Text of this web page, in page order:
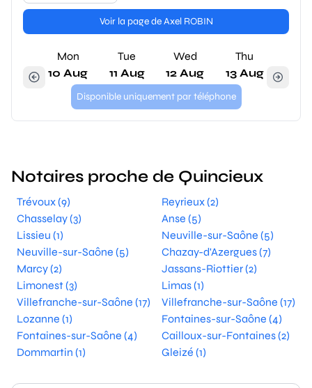
Voir la page de Axel ROBIN
Mon
10 Aug
Tue
11 Aug
Wed
12 Aug
Thu
13 Aug
Disponible uniquement par téléphone
Notaires proche de Quincieux
Trévoux (9)
Reyrieux (2)
Chasselay (3)
Anse (5)
Lissieu (1)
Neuville-sur-Saône (5)
Neuville-sur-Saône (5)
Chazay-d'Azergues (7)
Marcy (2)
Jassans-Riottier (2)
Limonest (3)
Limas (1)
Villefranche-sur-Saône (17)
Villefranche-sur-Saône (17)
Lozanne (1)
Fontaines-sur-Saône (4)
Fontaines-sur-Saône (4)
Cailloux-sur-Fontaines (2)
Dommartin (1)
Gleizé (1)